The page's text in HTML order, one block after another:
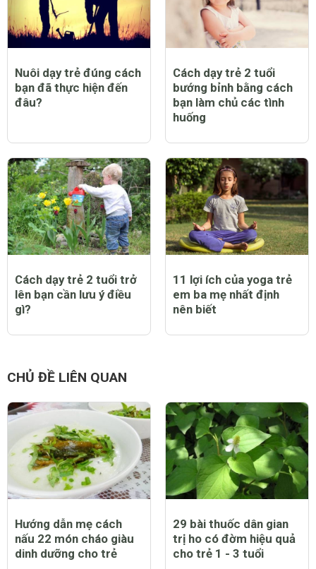
Nuôi dạy trẻ đúng cách
bạn đã thực hiện đến
đâu?
Cách dạy trẻ 2 tuổi
bướng bỉnh bằng cách
bạn làm chủ các tình
huống
Cách dạy trẻ 2 tuổi trở
lên bạn cần lưu ý điều
gì?
11 lợi ích của yoga trẻ
em ba mẹ nhất định
nên biết
CHỦ ĐỀ LIÊN QUAN
Hướng dẫn mẹ cách
nấu 22 món cháo giàu
dinh dưỡng cho trẻ
29 bài thuốc dân gian
trị ho có đờm hiệu quả
cho trẻ 1 - 3 tuổi